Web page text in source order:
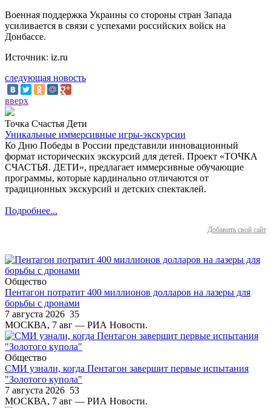
Военная поддержка Украины со стороны стран Запада
усиливается в связи с успехами российских войск на
Донбассе.
Источник: iz.ru
следующая новость
вверх
Точка Счастья Дети
Уникальные иммерсивные игры-экскурсии
Ко Дню Победы в России представили инновационный
формат исторических экскурсий для детей. Проект «ТОЧКА
СЧАСТЬЯ. ДЕТИ», предлагает иммерсивные обучающие
программы, которые кардинально отличаются от
традиционных экскурсий и детских спектаклей.
Подробнее...
Добавить свой сайт
Общество
Пентагон потратит 400 миллионов долларов на лазеры для
борьбы с дронами
7 августа 2026 35
МОСКВА, 7 авг — РИА Новости.
Общество
СМИ узнали, когда Пентагон завершит первые испытания
"Золотого купола"
7 августа 2026 53
МОСКВА, 7 авг — РИА Новости.